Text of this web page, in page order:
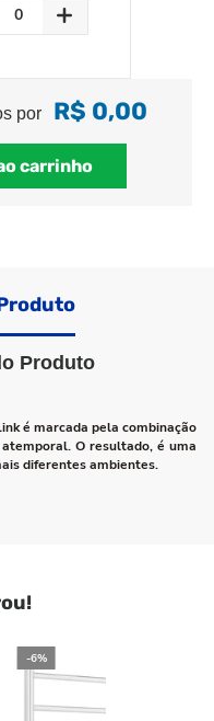
por R$ 0,00
carrinho
Produto
é marcada pela combinação
O resultado, é uma
diferentes ambientes.
-6%